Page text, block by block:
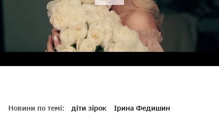
Новини по темі: діти зірок Ірина Федишин